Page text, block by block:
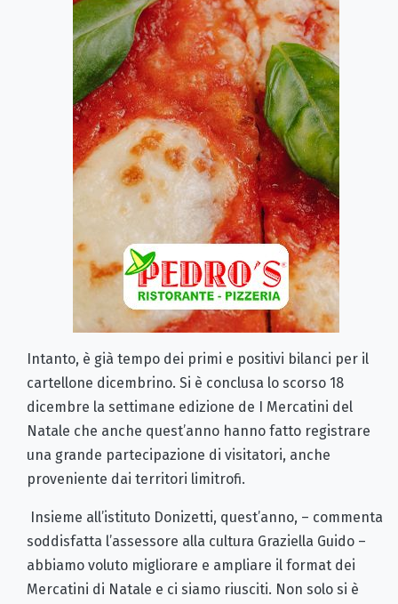
Intanto, è già tempo dei primi e positivi bilanci per il
cartellone dicembrino. Si è conclusa lo scorso 18
dicembre la settimane edizione de
I Mercatini del
Natale che anche quest’anno hanno fatto registrare
una grande partecipazione di visitatori, anche
proveniente dai territori limitrofi.
Insieme all’istituto Donizetti, quest’anno, – commenta
soddisfatta l’assessore alla cultura Graziella Guido –
abbiamo voluto migliorare e ampliare il format dei
Mercatini di Natale e ci siamo riusciti. Non solo si è